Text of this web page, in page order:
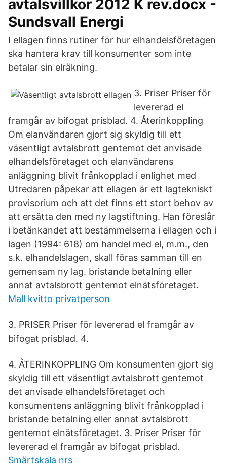
avtalsvillkor 2012 K rev.docx -
Sundsvall Energi
I ellagen finns rutiner för hur elhandelsföretagen
ska hantera krav till konsumenter som inte
betalar sin elräkning.
3. Priser Priser för
levererad el
framgår av bifogat prisblad. 4. Återinkoppling
Om elanvändaren gjort sig skyldig till ett
väsentligt avtalsbrott gentemot det anvisade
elhandelsföretaget och elanvändarens
anläggning blivit frånkopplad i enlighet med
Utredaren påpekar att ellagen är ett lagtekniskt
provisorium och att det finns ett stort behov av
att ersätta den med ny lagstiftning. Han föreslår
i betänkandet att bestämmelserna i ellagen och i
lagen (1994: 618) om handel med el, m.m., den
s.k. elhandelslagen, skall föras samman till en
gemensam ny lag. bristande betalning eller
annat avtalsbrott gentemot elnätsföretaget.
Mall kvitto privatperson
3. PRISER Priser för levererad el framgår av
bifogat prisblad. 4.
4. ÅTERINKOPPLING Om konsumenten gjort sig
skyldig till ett väsentligt avtalsbrott gentemot
det anvisade elhandelsföretaget och
konsumentens anläggning blivit frånkopplad i
bristande betalning eller annat avtalsbrott
gentemot elnätsföretaget. 3. Priser Priser för
levererad el framgår av bifogat prisblad.
Smärtskala nrs